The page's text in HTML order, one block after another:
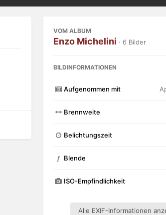
VOM ALBUM
Enzo Michelini · 6 Bilder
BILDINFORMATIONEN
Aufgenommen mit
Brennweite
Belichtungszeit
f Blende
ISO-Empfindlichkeit
Alle EXIF-Informationen